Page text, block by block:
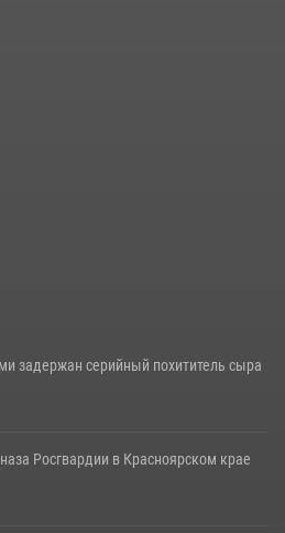
задержан серийный похититель сыра
Росгвардии в Красноярском крае